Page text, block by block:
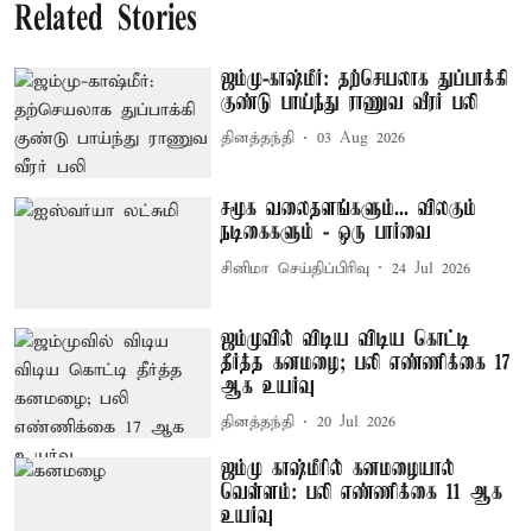
Related Stories
ஜம்மு-காஷ்மீர்: தற்செயலாக துப்பாக்கி
குண்டு பாய்ந்து ராணுவ வீரர் பலி
தினத்தந்தி 03 Aug 2026
சமூக வலைதளங்களும்... விலகும்
நடிகைகளும் - ஒரு பார்வை
சினிமா செய்திப்பிரிவு 24 Jul 2026
ஜம்முவில் விடிய விடிய கொட்டி
தீர்த்த கனமழை; பலி எண்ணிக்கை 17
ஆக உயர்வு
தினத்தந்தி 20 Jul 2026
ஜம்மு காஷ்மீரில் கனமழையால்
வெள்ளம்: பலி எண்ணிக்கை 11 ஆக
உயர்வு